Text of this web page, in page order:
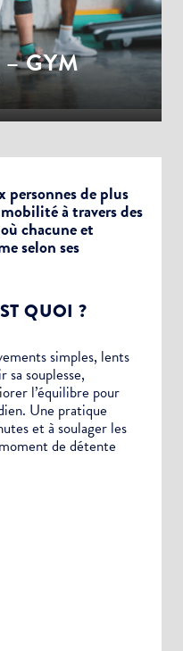
– GYM
personnes de plus
à travers des
chacune et
selon ses
QUOI ?
simples, lents
souplesse,
l’équilibre pour
Une pratique
et à soulager les
de détente